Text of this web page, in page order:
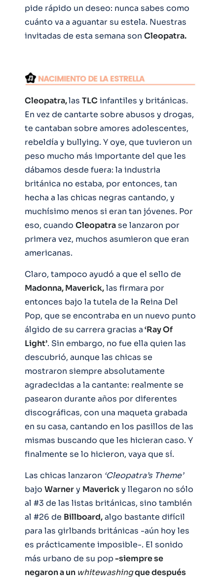
pide rápido un deseo: nunca sabes como
cuánto va a aguantar su estela. Nuestras
invitadas de esta semana son Cleopatra.
Cleopatra,las TLCinfantiles y británicas.
En vez de cantarte sobre abusos y drogas,
te cantaban sobre amores adolescentes,
rebeldía y bullying. Y oye, que tuvieron un
peso mucho más importante del que les
dábamos desde fuera: la industria
británica no estaba, por entonces, tan
hecha a las chicas negras cantando, y
muchísimo menos si eran tan jóvenes. Por
eso, cuando Cleopatrase lanzaron por
primera vez, muchos asumieron que eran
americanas.
Claro, tampoco ayudó a que el sello de
Madonna, Maverick,las firmara por
entonces bajo la tutela de la Reina Del
Pop, que se encontraba en un nuevo punto
álgido de su carrera gracias a‘Ray Of
Light’. Sin embargo, no fue ella quien las
descubrió, aunque las chicas se
mostraron siempre absolutamente
agradecidas a la cantante: realmente se
pasearon durante años por diferentes
discográficas, con una maqueta grabada
en su casa, cantando en los pasillos de las
mismas buscando que les hicieran caso. Y
finalmente se lo hicieron, vaya que sí.
Las chicas lanzaron ‘Cleopatra’s Theme’
bajo Warnery Mavericky llegaron no sólo
al #3 de las listas británicas, sino también
al #26 de Billboard,algo bastante difícil
para las girlbands británicas -aún hoy les
es prácticamente imposible-. El sonido
más urbano de su pop-siempre se
negaron a un whitewashingque después